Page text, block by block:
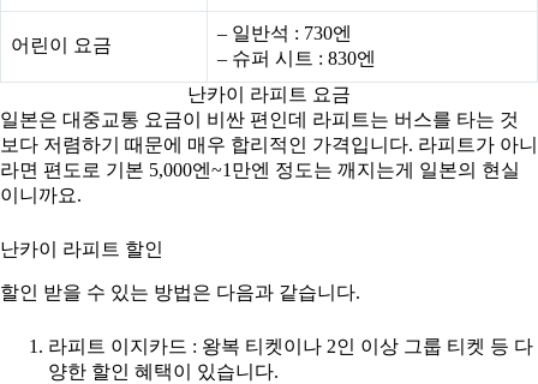
어린이 요금
– 일반석 : 730엔
– 슈퍼 시트 : 830엔
난카이 라피트 요금
일본은 대중교통 요금이 비싼 편인데 라피트는 버스를 타는 것
보다 저렴하기 때문에 매우 합리적인 가격입니다. 라피트가 아니
라면 편도로 기본 5,000엔~1만엔 정도는 깨지는게 일본의 현실
이니까요.
난카이 라피트 할인
할인 받을 수 있는 방법은 다음과 같습니다.
라피트 이지카드 : 왕복 티켓이나 2인 이상 그룹 티켓 등 다
양한 할인 혜택이 있습니다.